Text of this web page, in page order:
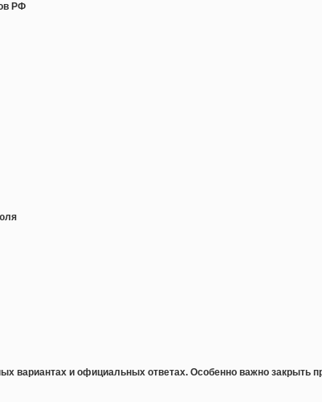
РФ
вариантах и официальных ответах. Особенно важно закрыть